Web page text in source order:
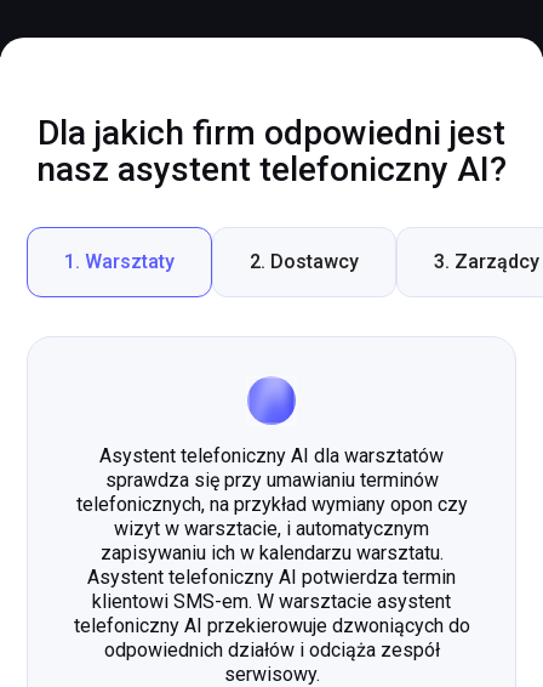
AI zapewnia optymalne przetwarzanie danych,
Dla jakich firm odpowiedni jest
nasz asystent telefoniczny AI?
1. Warsztaty 2. Dostawcy 3.
Asystent telefoniczny AI dla warsztatów
sprawdza się przy umawianiu terminów
telefonicznych, na przykład wymiany opon czy
wizyt w warsztacie, i automatycznym
zapisywaniu ich w kalendarzu warsztatu.
Asystent telefoniczny AI potwierdza termin
klientowi SMS-em. W warsztacie asystent
telefoniczny AI przekierowuje dzwoniących do
odpowiednich działów i odciąża zespół
serwisowy.